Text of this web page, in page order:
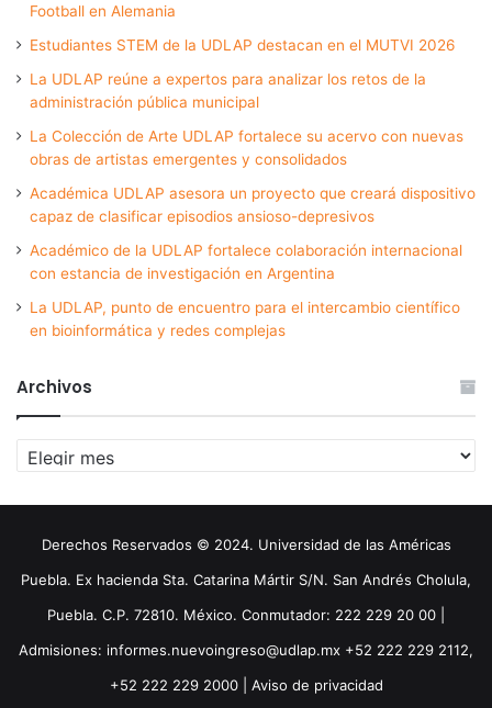
Football en Alemania
Estudiantes STEM de la UDLAP destacan en el MUTVI 2026
La UDLAP reúne a expertos para analizar los retos de la
administración pública municipal
La Colección de Arte UDLAP fortalece su acervo con nuevas
obras de artistas emergentes y consolidados
Académica UDLAP asesora un proyecto que creará dispositivo
capaz de clasificar episodios ansioso-depresivos
Académico de la UDLAP fortalece colaboración internacional
con estancia de investigación en Argentina
La UDLAP, punto de encuentro para el intercambio científico
en bioinformática y redes complejas
Archivos
Archivos
Derechos Reservados © 2024. Universidad de las Américas
Puebla. Ex hacienda Sta. Catarina Mártir S/N. San Andrés Cholula,
Puebla. C.P. 72810. México. Conmutador: 222 229 20 00 |
Admisiones: informes.nuevoingreso@udlap.mx +52 222 229 2112,
+52 222 229 2000 | Aviso de privacidad